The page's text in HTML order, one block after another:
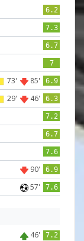
6.2
7.3
6.7
7
73' 85' 6.9
29' 46' 6.3
7.2
6.7
7.6
90' 6.9
57' 7.6
46' 7.2